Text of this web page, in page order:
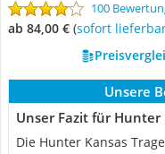
100
ab 84,00 € ( Sofort
Unsere
Unser Fazit für Hunter
Die Hunter Kansas